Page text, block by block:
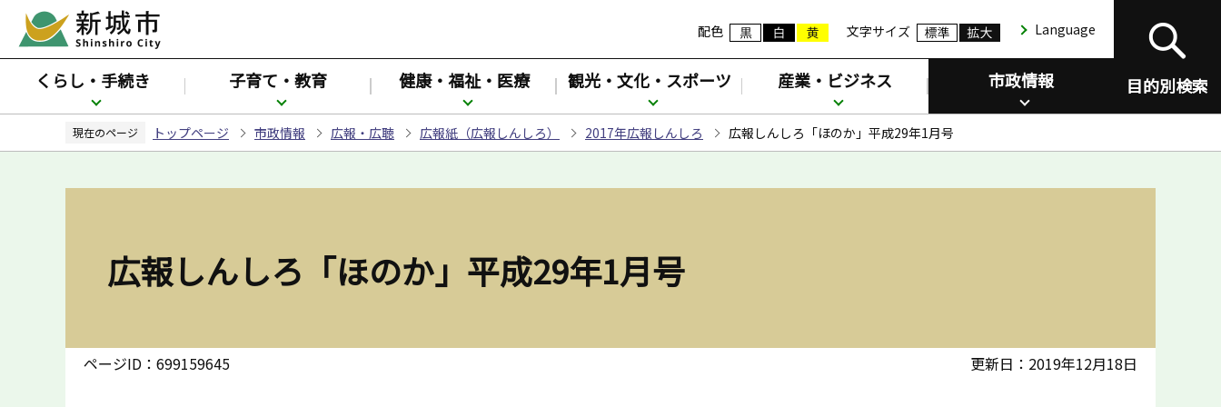
ペ
ジ
先
配色 文字サイズ Language
目的別検索
くらし・手続き 子育て・教育 健康・福祉・医療 観光・文化・スポーツ 産業・ビジネス 市政情報
現在のページ トップページ 市政情報 広報・広聴 広報紙（広報しんしろ） 2017年広報しんしろ 広報しんしろ「ほのか」平成29年1月号
広報しんしろ「ほのか」平成29年1月号
ページID：699159645 更新日：2019年12月18日